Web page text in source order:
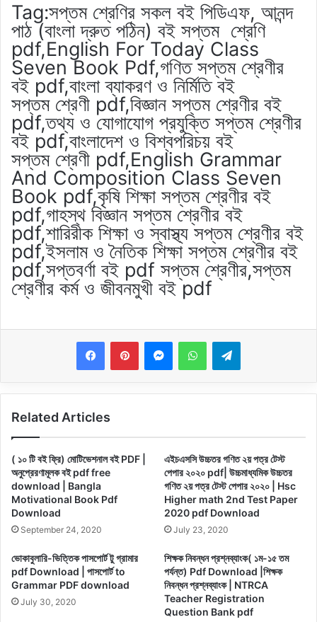
Tag:সপ্তম শ্রেণির সকল বই পিডিএফ, আনন্দ
পাঠ (বাংলা দ্রুত পঠিন) বই সপ্তম শ্রেণি
pdf,English For Today Class
Seven Book Pdf,গণিত সপ্তম শ্রেণীর
বই pdf,বাংলা ব্যাকরণ ও নির্মিতি বই
সপ্তম শ্রেণী pdf,বিজ্ঞান সপ্তম শ্রেণীর বই
pdf,তথ্য ও যোগাযোগ প্রযুক্তি সপ্তম শ্রেণীর
বই pdf,বাংলাদেশ ও বিশ্বপরিচয় বই
সপ্তম শ্রেণী pdf,English Grammar
And Composition Class Seven
Book pdf,কৃষি শিক্ষা সপ্তম শ্রেণীর বই
pdf,গাহস্থ বিজ্ঞান সপ্তম শ্রেণীর বই
pdf,শারিরীক শিক্ষা ও স্বাস্থ্য সপ্তম শ্রেণীর বই
pdf,ইসলাম ও নৈতিক শিক্ষা সপ্তম শ্রেণীর বই
pdf,সপ্তবর্ণা বই pdf সপ্তম শ্রেণীর,সপ্তম
শ্রেণীর কর্ম ও জীবনমুখী বই pdf
MessengerWhatsAppTelegram
Related Articles
( ১০ টি বই ফ্রি) মোটিভেশনাল বই PDF |
অনুপ্রেরণামূলক বই pdf free
download | Bangla
Motivational Book Pdf
Download
September 24, 2020
এইচএসসি উচ্চতর গণিত ২য় পত্র টেস্ট
পেপার ২০২০ pdf| উচ্চমাধ্যমিক উচ্চতর
গণিত ২য় পত্র টেস্ট পেপার ২০২০ | Hsc
Higher math 2nd Test Paper
2020 pdf Download
July 23, 2020
ভোকাবুলারি-ভিত্তিক পাসপোর্ট টু গ্রামার
pdf Download | পাসপোর্ট to
Grammar PDF download
July 30, 2020
শিক্ষক নিবন্ধন প্রশ্নব্যাংক( ১ম-১৫ তম
পর্যন্ত) Pdf Download |শিক্ষক
নিবন্ধন প্রশ্নব্যাংক | NTRCA
Teacher Registration
Question Bank pdf